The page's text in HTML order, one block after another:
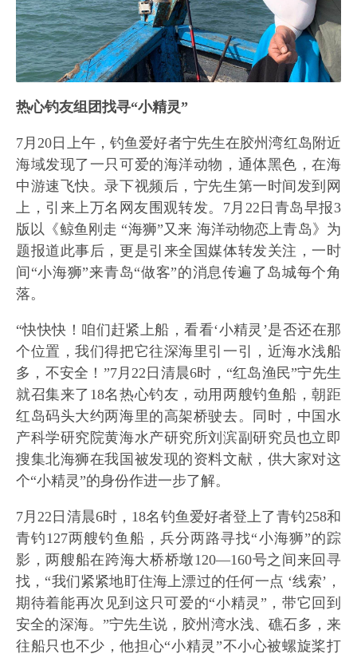
热心钓友组团找寻“小精灵”
7月20日上午，钓鱼爱好者宁先生在胶州湾红岛附近
海域发现了一只可爱的海洋动物，通体黑色，在海
中游速飞快。录下视频后，宁先生第一时间发到网
上，引来上万名网友围观转发。7月22日青岛早报3
版以《鲸鱼刚走 “海狮”又来 海洋动物恋上青岛》为
题报道此事后，更是引来全国媒体转发关注，一时
间“小海狮”来青岛“做客”的消息传遍了岛城每个角
落。
“快快快！咱们赶紧上船，看看‘小精灵’是否还在那
个位置，我们得把它往深海里引一引，近海水浅船
多，不安全！”7月22日清晨6时，“红岛渔民”宁先生
就召集来了18名热心钓友，动用两艘钓鱼船，朝距
红岛码头大约两海里的高架桥驶去。同时，中国水
产科学研究院黄海水产研究所刘滨副研究员也立即
搜集北海狮在我国被发现的资料文献，供大家对这
个“小精灵”的身份作进一步了解。
7月22日清晨6时，18名钓鱼爱好者登上了青钓258和
青钓127两艘钓鱼船，兵分两路寻找“小海狮”的踪
影，两艘船在跨海大桥桥墩120—160号之间来回寻
找，“我们紧紧地盯住海上漂过的任何一点 ‘线索’，
期待着能再次见到这只可爱的“小精灵”，带它回到
安全的深海。”宁先生说，胶州湾水浅、礁石多，来
往船只也不少，他担心“小精灵”不小心被螺旋桨打